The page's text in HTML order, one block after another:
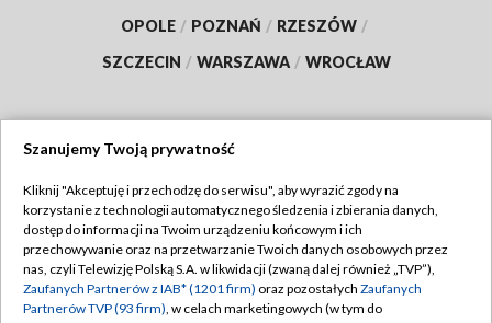
OPOLE / POZNAŃ / RZESZÓW /
SZCZECIN / WARSZAWA / WROCŁAW
TVP
Abonament TVP
Emisja w TVP
Regulamin TVP
Polityka prywatności
Szanujemy Twoją prywatność
Kliknij "Akceptuję i przechodzę do serwisu", aby wyrazić zgody na
korzystanie z technologii automatycznego śledzenia i zbierania danych,
dostęp do informacji na Twoim urządzeniu końcowym i ich
przechowywanie oraz na przetwarzanie Twoich danych osobowych przez
nas, czyli Telewizję Polską S.A. w likwidacji (zwaną dalej również „TVP”),
Zaufanych Partnerów z IAB* (1201 firm) oraz pozostałych Zaufanych
Partnerów TVP (93 firm), w celach marketingowych (w tym do